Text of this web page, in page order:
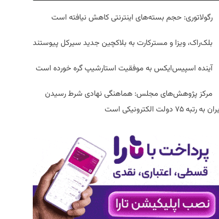
رگولاتوری: حجم بسته‌های اینترنتی کاهش نیافته است
بلک‌راک، ویزا و مسترکارت به بلاکچین جدید سیرکل پیوستند
آینده اسپیس‌ایکس به موفقیت استارشیپ گره خورده است
مرکز پژوهش‌های مجلس: هماهنگی نهادی شرط رسیدن
به رتبه ۷۵ دولت الکترونیکی است